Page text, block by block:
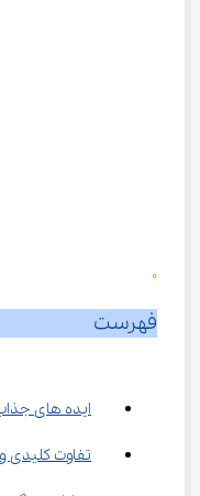
0
فهرست
ایده های
تفاوت کلیدی